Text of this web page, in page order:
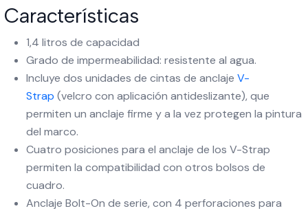
Características
1,4 litros de capacidad
Grado de impermeabilidad: resistente al agua.
Incluye dos unidades de cintas de anclaje V-
Strap (velcro con aplicación antideslizante), que
permiten un anclaje firme y a la vez protegen la pintura
del marco.
Cuatro posiciones para el anclaje de los V-Strap
permiten la compatibilidad con otros bolsos de
cuadro.
Anclaje Bolt-On de serie, con 4 perforaciones para